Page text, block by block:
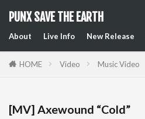
PUNX SAVE THE EARTH
About Live Info New Release
HOME Video Music Video
[MV] Axewound “Cold”